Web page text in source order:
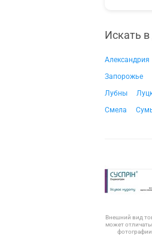
Искать в
Александрия
Запорожье
Лубны
Смела
Внешний вид
может
фотографии